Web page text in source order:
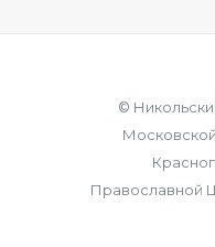
©
Православной